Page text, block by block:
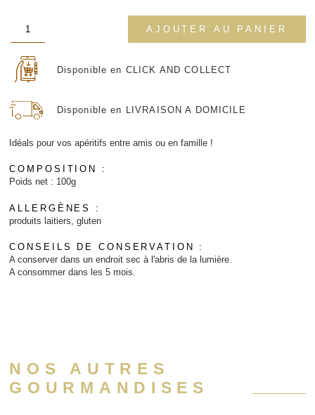
Disponible en CLICK AND COLLECT
Disponible en LIVRAISON A DOMICILE
Idéals pour vos apéritifs entre amis ou en famille !
COMPOSITION :
Poids net : 100g
ALLERGÈNES :
produits laitiers, gluten
CONSEILS DE CONSERVATION :
A conserver dans un endroit sec à l'abris de la lumière.
A consommer dans les 5 mois.
quantité
sablés
au
parmesan
AJOUTER AU PANIER
NOS AUTRES
GOURMANDISES